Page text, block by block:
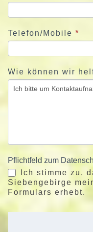
Telefon/Mobile *
Wie können wir
Pflichtfeld zum
Ich stimme zu,
Siebengebirge
Formulars erhebt.